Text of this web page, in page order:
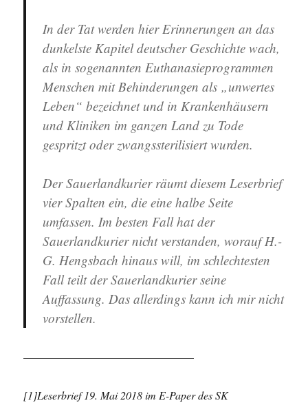
In der Tat werden hier Erinnerungen an das
dunkelste Kapitel deutscher Geschichte wach,
als in sogenannten Euthanasieprogrammen
Menschen mit Behinderungen als „unwertes
Leben“ bezeichnet und in Krankenhäusern
und Kliniken im ganzen Land zu Tode
gespritzt oder zwangssterilisiert wurden.
Der Sauerlandkurier räumt diesem Leserbrief
vier Spalten ein, die eine halbe Seite
umfassen. Im besten Fall hat der
Sauerlandkurier nicht verstanden, worauf H.-
G. Hengsbach hinaus will, im schlechtesten
Fall teilt der Sauerlandkurier seine
Auffassung. Das allerdings kann ich mir nicht
vorstellen.
———————————————–
[1]Leserbrief 19. Mai 2018 im E-Paper des SK